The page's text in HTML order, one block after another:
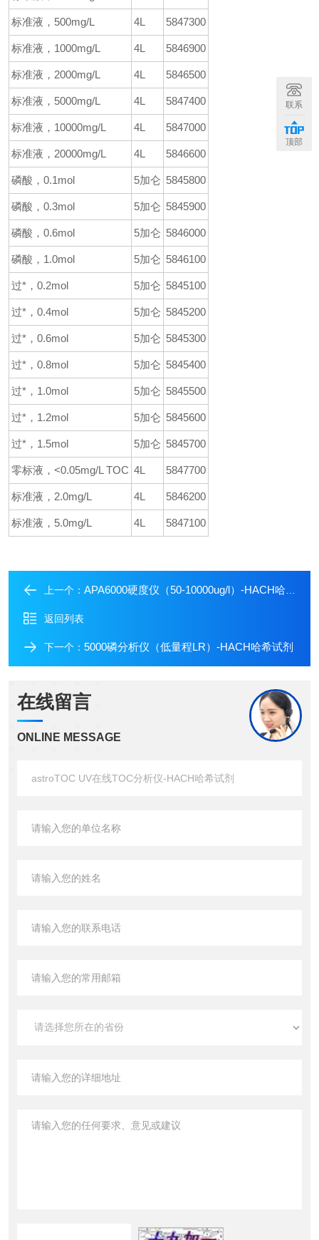
标准液，500mg/L 4L 5847300
标准液，1000mg/L 4L 5846900
标准液，2000mg/L 4L 5846500
标准液，5000mg/L 4L 5847400
标准液，10000mg/L 4L 5847000
标准液，20000mg/L 4L 5846600
磷酸，0.1mol 5加仑 5845800
磷酸，0.3mol 5加仑 5845900
磷酸，0.6mol 5加仑 5846000
磷酸，1.0mol 5加仑 5846100
过*，0.2mol 5加仑 5845100
过*，0.4mol 5加仑 5845200
过*，0.6mol 5加仑 5845300
过*，0.8mol 5加仑 5845400
过*，1.0mol 5加仑 5845500
过*，1.2mol 5加仑 5845600
过*，1.5mol 5加仑 5845700
零标液，<0.05mg/L TOC 4L 5847700
标准液，2.0mg/L 4L 5846200
标准液，5.0mg/L 4L 5847100
上一个： APA6000硬度仪（50-10000ug/l）-HACH哈希试剂
返回列表
下一个： 5000磷分析仪（低量程LR）-HACH哈希试剂
在线留言
ONLINE MESSAGE
联系
顶部